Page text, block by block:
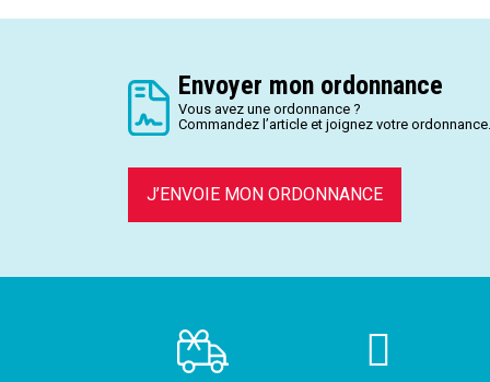
Envoyer mon ordonnance
Vous avez une ordonnance ?
Commandez l’article et joignez votre ordonnance.
J’ENVOIE MON ORDONNANCE